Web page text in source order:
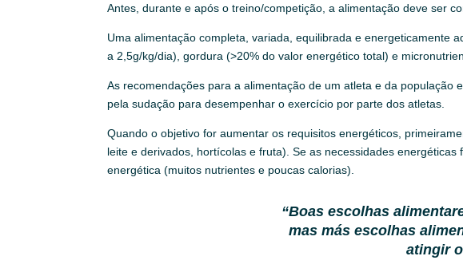
Antes, durante e após o treino/competição, a alimentação deve ser
Uma alimentação completa, variada, equilibrada e energeticamente
a 2,5g/kg/dia), gordura (>20% do valor energético total) e
As recomendações para a alimentação de um atleta e da
pela sudação para desempenhar o exercício por parte dos atletas.
Quando o objetivo for aumentar os requisitos energéticos,
leite e derivados, hortícolas e fruta). Se as necessidades
energética (muitos nutrientes e poucas calorias).
“Boas escolhas
mas más escolhas
atingir